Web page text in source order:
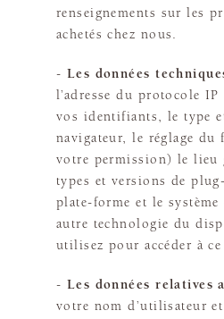
renseignements sur les
achetés chez nous.
- Les données
l’adresse du protocole IP
vos identifiants, le type
navigateur, le réglage du
votre permission) le lieu
types et versions de
plate-forme et le
autre technologie du
utilisez pour accéder à
- Les données relatives
votre nom d’utilisateur